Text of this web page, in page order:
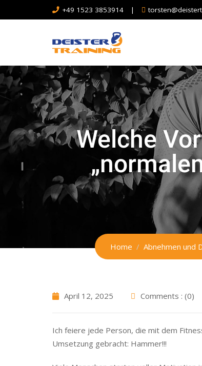
+49 1523 3853914 |
Welche
Home Abnehmen und
April 12, 2025 Comments : (0)
Ich feiere jede Person, die mit dem
Umsetzung gebracht: Hammer!!!